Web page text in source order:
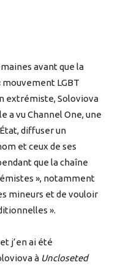
avant que la
mouvement LGBT
extrémiste, Soloviova
a vu Channel One, une
diffuser un
et ceux de ses
que la chaîne
», notamment
mineurs et de vouloir
».
j’en ai été
à Uncloseted